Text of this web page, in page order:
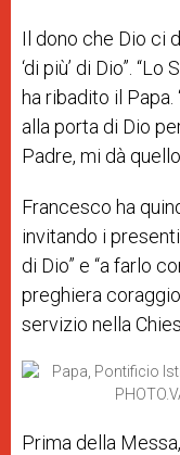
Il dono che Dio ci
‘di più’ di Dio”.
ha ribadito il Papa.
alla porta di Dio
Padre, mi dà
Francesco ha
invitando i
di Dio” e “a farlo
preghiera
servizio nella
Prima della